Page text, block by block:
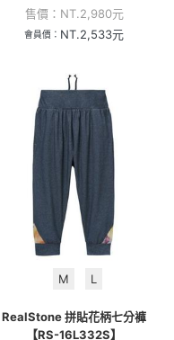
售價： NT.2,980元
會員價： NT.2,533元
M L
RealStone 拼貼花柄七分褲
【RS-16L332S】